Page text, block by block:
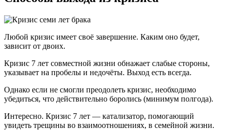
Любой кризис имеет своё завершение. Каким оно будет,
зависит от двоих.
Кризис 7 лет совместной жизни обнажает слабые стороны,
указывает на пробелы и недочёты. Выход есть всегда.
Однако если не смогли преодолеть кризис, необходимо
убедиться, что действительно боролись (минимум полгода).
Интересно. Кризис 7 лет — катализатор, помогающий
увидеть трещины во взаимоотношениях, в семейной жизни.